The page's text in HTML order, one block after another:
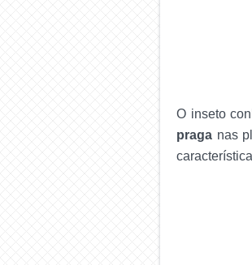
O inseto
praga nas